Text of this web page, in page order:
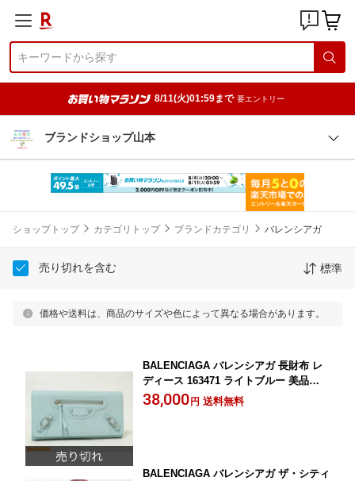
8/11(火)01:59まで 要エントリー
ブランドショップ山本
ショップトップ カテゴリトップ ブランドカテゴリ バレンシアガ
売り切れを含む 標準
価格や送料は、商品のサイズや色によって異なる場合があります。
BALENCIAGA バレンシアガ 長財布 レ
ディース 163471 ライトブルー 美品
【中古】
38,000 円 送料無料
BALENCIAGA バレンシアガ ザ・シティ